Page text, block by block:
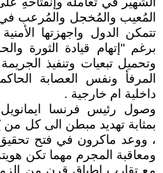
المُعيب والمُخجل والمُرعب
تتمكن الدول واجهزتها
برغم "إتهام قيادة الثورة
وتحميل تبعيات وتنفيذ
المرفأ ونفس العصابة
داخلية ام خارجية .
وصول رئيس فرنسا
بمثابة تهديد مبطن الى كل
، ووعد ماكرون في فتح
ومعاقبة المجرم مهما تكن